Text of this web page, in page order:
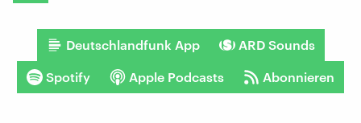
Deutschlandfunk App ARD Sounds
Spotify Apple Podcasts Abonnieren